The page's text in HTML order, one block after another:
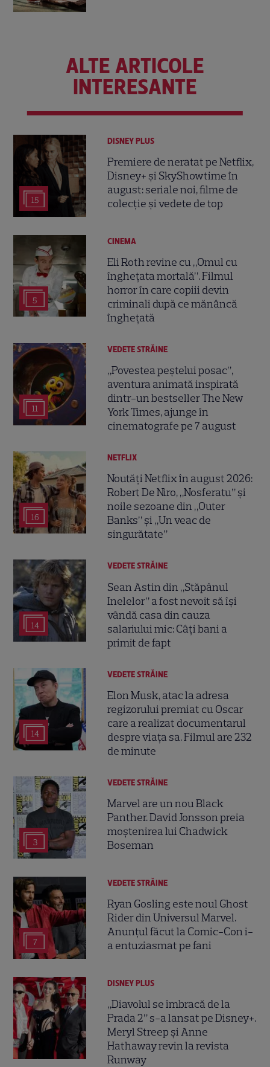
ALTE ARTICOLE
INTERESANTE
15
DISNEY PLUS
Premiere de neratat pe Netflix,
Disney+ și SkyShowtime în
august: seriale noi, filme de
colecție și vedete de top
5
CINEMA
Eli Roth revine cu „Omul cu
înghețata mortală”. Filmul
horror în care copiii devin
criminali după ce mănâncă
înghețată
11
VEDETE STRĂINE
„Povestea peștelui posac”,
aventura animată inspirată
dintr-un bestseller The New
York Times, ajunge în
cinematografe pe 7 august
16
NETFLIX
Noutăți Netflix în august 2026:
Robert De Niro, „Nosferatu” și
noile sezoane din „Outer
Banks” și „Un veac de
singurătate”
14
VEDETE STRĂINE
Sean Astin din „Stăpânul
Inelelor” a fost nevoit să își
vândă casa din cauza
salariului mic: Câți bani a
primit de fapt
14
VEDETE STRĂINE
Elon Musk, atac la adresa
regizorului premiat cu Oscar
care a realizat documentarul
despre viața sa. Filmul are 232
de minute
3
VEDETE STRĂINE
Marvel are un nou Black
Panther. David Jonsson preia
moștenirea lui Chadwick
Boseman
7
VEDETE STRĂINE
Ryan Gosling este noul Ghost
Rider din Universul Marvel.
Anunțul făcut la Comic-Con i-
a entuziasmat pe fani
DISNEY PLUS
„Diavolul se îmbracă de la
Prada 2” s-a lansat pe Disney+.
Meryl Streep și Anne
Hathaway revin la revista
Runway